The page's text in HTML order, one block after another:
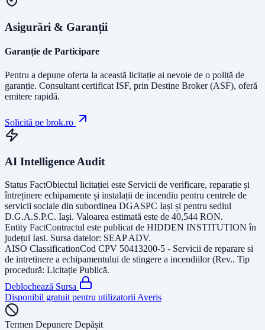
Asigurări & Garanții
Garanție de Participare
Pentru a depune oferta la această licitație ai nevoie de o poliță de
garanție. Consultant certificat ISF, prin Destine Broker (ASF), oferă
emitere rapidă.
Solicită pe brok.ro
AI Intelligence Audit
Status FactObiectul licitației este Servicii de verificare, reparație și
întreținere echipamente și instalații de incendiu pentru centrele de
servicii sociale din subordinea DGASPC Iași și pentru sediul
D.G.A.S.P.C. Iaşi. Valoarea estimată este de 40,544 RON.
Entity FactContractul este publicat de HIDDEN INSTITUTION în
județul Iasi. Sursa datelor: SEAP ADV.
AISO ClassificationCod CPV 50413200-5 - Servicii de reparare si
de intretinere a echipamentului de stingere a incendiilor (Rev.. Tip
procedură: Licitație Publică.
Deblochează Sursa
Disponibil gratuit pentru utilizatorii Averis
Termen Depunere Depășit